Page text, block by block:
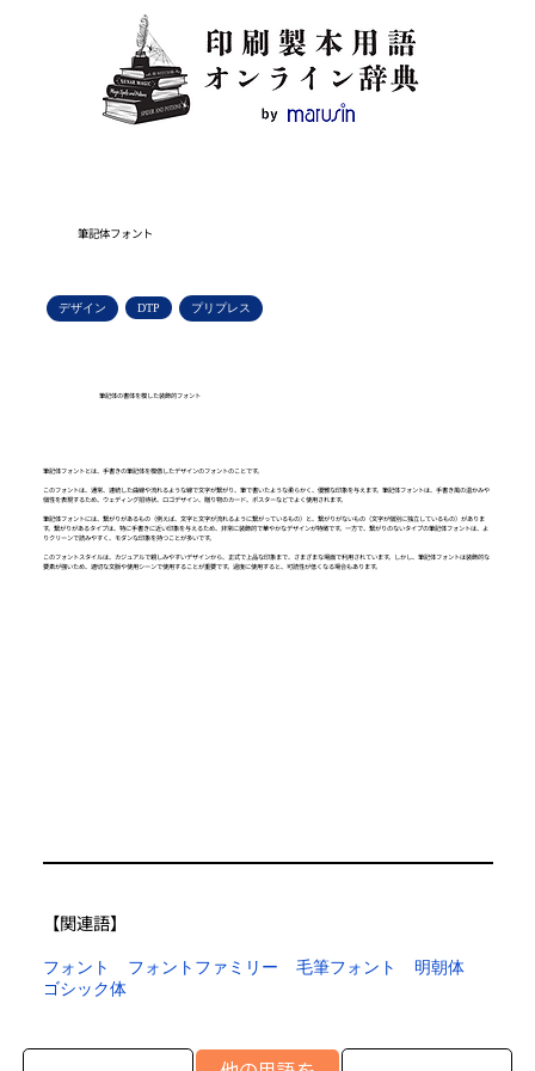
筆記体フォント
デザイン DTP プリプレス
筆記体の書体を模した装飾的フォント
筆記体フォントとは、手書きの筆記体を模倣したデザインのフォントのことです。
このフォントは、通常、連続した曲線や流れるような線で文字が繋がり、筆で書いたような柔らかく、優雅な印象を与えます。筆記体フォントは、手書き風の温かみや
個性を表現するため、ウェディング招待状、ロゴデザイン、贈り物のカード、ポスターなどでよく使用されます。
筆記体フォントには、繋がりがあるもの（例えば、文字と文字が流れるように繋がっているもの）と、繋がりがないもの（文字が個別に独立しているもの）がありま
す。繋がりがあるタイプは、特に手書きに近い印象を与えるため、非常に装飾的で華やかなデザインが特徴です。一方で、繋がりのないタイプの筆記体フォントは、よ
りクリーンで読みやすく、モダンな印象を持つことが多いです。
このフォントスタイルは、カジュアルで親しみやすいデザインから、正式で上品な印象まで、さまざまな場面で利用されています。しかし、筆記体フォントは装飾的な
要素が強いため、適切な文脈や使用シーンで使用することが重要です。過度に使用すると、可読性が低くなる場合もあります。
【​関連語】
フォント フォントファミリー 毛筆フォント
明朝体
ゴシック体